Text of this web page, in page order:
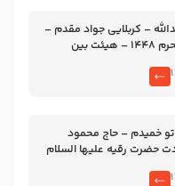
– کربلایی جواد مقدم –
شب هشتم محرم 1448 – هیئت بین
خمیدم – حاج محمود
حضرت رقیه علیها السلام